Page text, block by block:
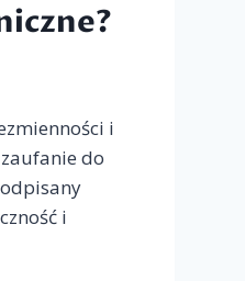
i
do
i